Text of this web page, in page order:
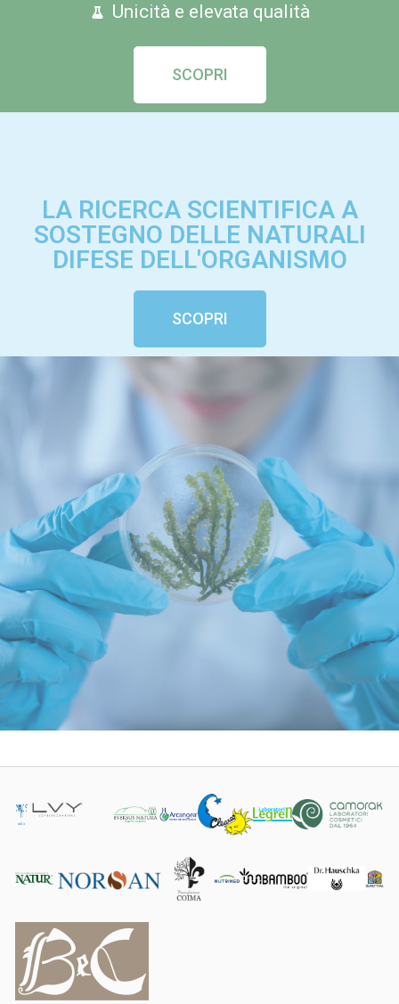
Unicità e elevata qualità
SCOPRI
LA RICERCA SCIENTIFICA A
SOSTEGNO DELLE NATURALI
DIFESE DELL'ORGANISMO
SCOPRI